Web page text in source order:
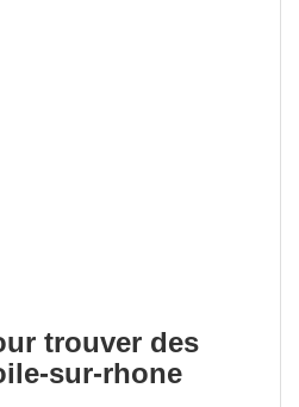
trouver des
sur-rhone